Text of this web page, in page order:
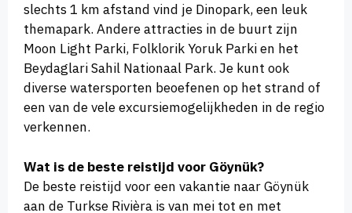
slechts 1 km afstand vind je Dinopark, een leuk
themapark. Andere attracties in de buurt zijn
Moon Light Parki, Folklorik Yoruk Parki en het
Beydaglari Sahil Nationaal Park. Je kunt ook
diverse watersporten beoefenen op het strand of
een van de vele excursiemogelijkheden in de regio
verkennen.
Wat is de beste reistijd voor Göynük?
De beste reistijd voor een vakantie naar Göynük
aan de Turkse Rivièra is van mei tot en met